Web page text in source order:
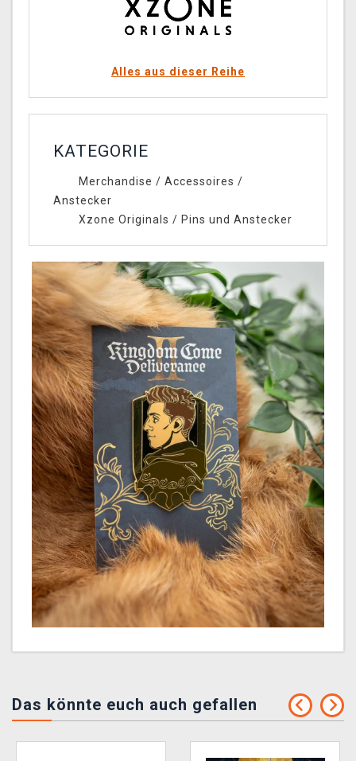
Alles aus dieser Reihe
KATEGORIE
Merchandise / Accessoires /
Anstecker
Xzone Originals / Pins und Anstecker
Das könnte euch auch gefallen